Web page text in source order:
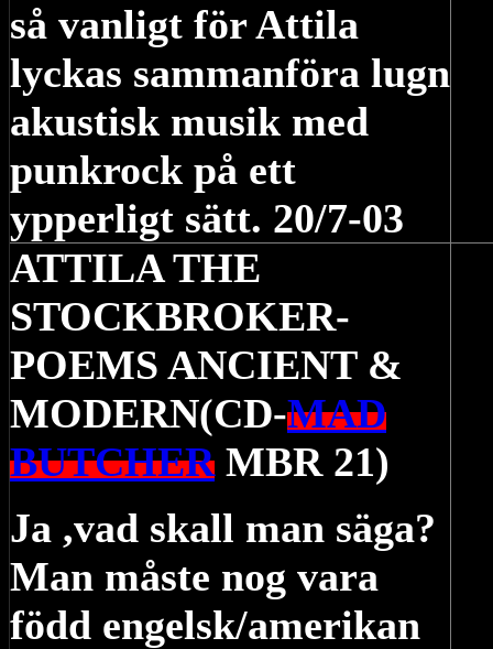
så vanligt för Attila
lyckas sammanföra lugn
akustisk musik med
punkrock på ett
ypperligt sätt. 20/7-03
ATTILA THE
STOCKBROKER-
POEMS ANCIENT &
MODERN(CD-MAD
BUTCHERMBR 21)
Ja ,vad skall man säga?
Man måste nog vara
född engelsk/amerikan